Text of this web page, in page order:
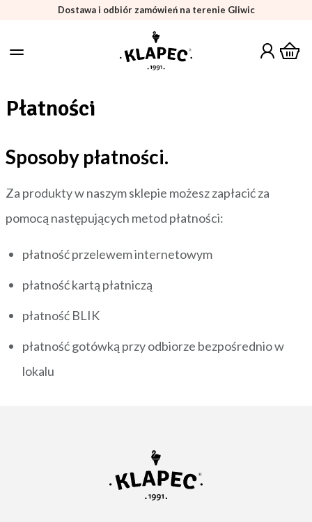
Dostawa i odbiór zamówień na terenie Gliwic
Płatności
Sposoby płatności.
Za produkty w naszym sklepie możesz zapłacić za
pomocą następujących metod płatności:
płatność przelewem internetowym
płatność kartą płatniczą
płatność BLIK
płatność gotówką przy odbiorze bezpośrednio w
lokalu